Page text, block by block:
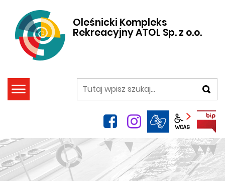
Oleśnicki Kompleks
Rekreacyjny ATOL Sp. z o.o.
szukaj
facebookinstagram
Panel